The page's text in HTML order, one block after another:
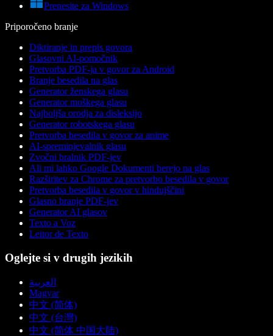
Prenesite za Windows
Priporočeno branje
Diktiranje in prepis govora
Glasovni AI-pomočnik
Pretvorba PDF-ja v govor za Android
Branje besedila na glas
Generator ženskega glasu
Generator moškega glasu
Najboljša orodja za disleksijo
Generator robotskega glasu
Pretvorba besedila v govor za anime
AI-spreminjevalnik glasu
Zvočni bralnik PDF-jev
Ali mi lahko Google Dokumenti berejo na glas
Razširitev za Chrome za pretvorbo besedila v govor
Pretvorba besedila v govor v hindujščini
Glasno branje PDF-jev
Generator AI glasov
Texto a Voz
Leitor de Texto
Oglejte si v drugih jezikih
العربية
Magyar
中文 (简体)
中文 (台灣)
中文 (简体 中国大陆)